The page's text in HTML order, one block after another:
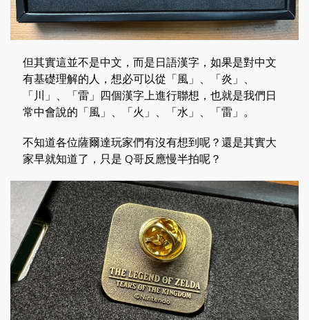
但其實這並不是中文，而是日語漢字，如果是對中文
有基礎理解的人，想必可以從「風」、「炎」、
「川」、「雷」四個漢字上進行聯想，也就是我們日
常中會說的「風」、「火」、「水」、「雷」。
不知道各位薩爾達玩家們有沒有想到呢？還是其實大
家早就知道了，只是 Q哥反應慢半拍呢？